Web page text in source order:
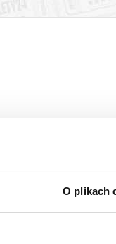
O plikach